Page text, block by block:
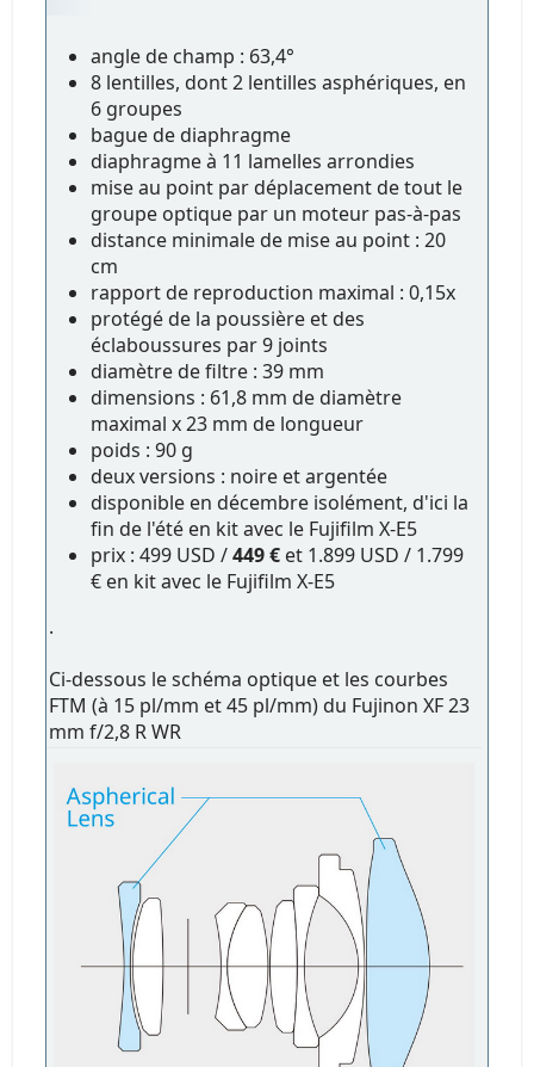
angle de champ : 63,4°
8 lentilles, dont 2 lentilles asphériques, en
6 groupes
bague de diaphragme
diaphragme à 11 lamelles arrondies
mise au point par déplacement de tout le
groupe optique par un moteur pas-à-pas
distance minimale de mise au point : 20
cm
rapport de reproduction maximal : 0,15x
protégé de la poussière et des
éclaboussures par 9 joints
diamètre de filtre : 39 mm
dimensions : 61,8 mm de diamètre
maximal x 23 mm de longueur
poids : 90 g
deux versions : noire et argentée
disponible en décembre isolément, d'ici la
fin de l'été en kit avec le Fujifilm X-E5
prix : 499 USD /449 € et 1.899 USD / 1.799
€ en kit avec le Fujifilm X-E5
.
Ci-dessous le schéma optique et les courbes
FTM (à 15 pl/mm et 45 pl/mm) du Fujinon XF 23
mm f/2,8 R WR